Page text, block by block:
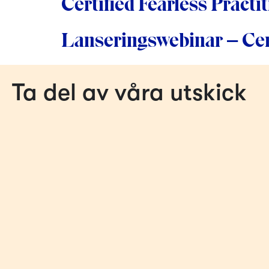
Certified Fearless
Lanseringswebinar –
Ta del av våra utskick
De
I det